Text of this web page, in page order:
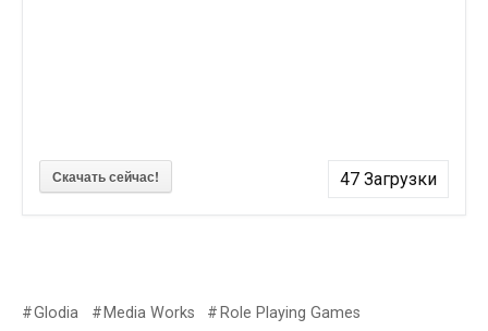
Скачать сейчас! 47 Загрузки
Glodia Media Works Role Playing Games